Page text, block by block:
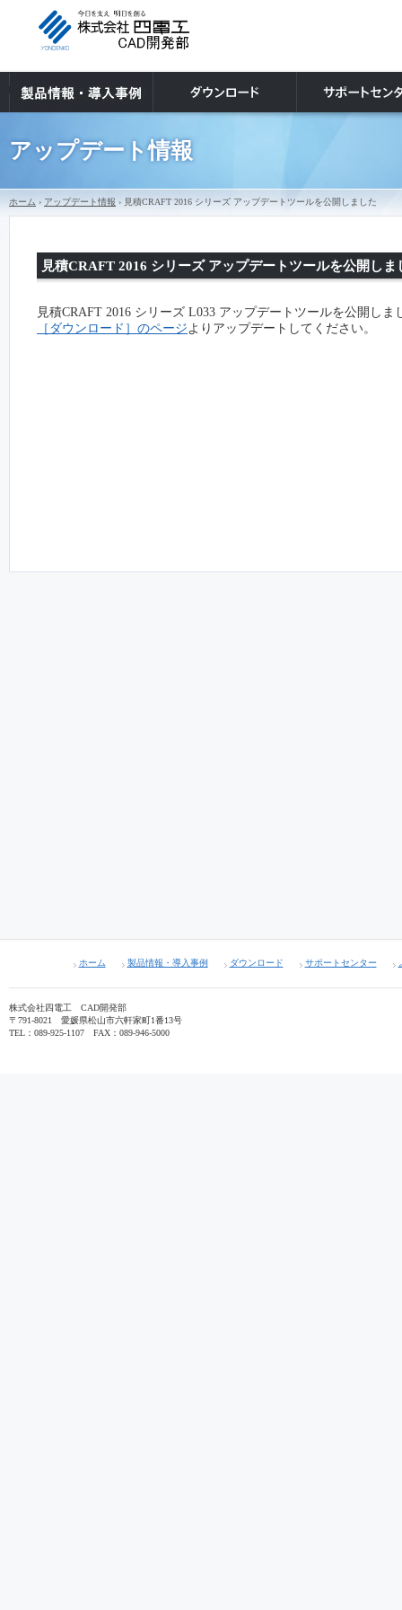
アップデート情報
ホーム › アップデート情報 › 見積CRAFT 2016 シリーズ アップデートツールを公開しました
見積CRAFT 2016 シリーズ アップデートツールを公開しま
見積CRAFT 2016 シリーズ L033 アップデートツールを公開しま
［ダウンロード］のページよりアップデートしてください。
ホーム 製品情報・導入事例 ダウンロード サポートセンター
株式会社四電工 CAD開発部
〒791-8021 愛媛県松山市六軒家町1番13号
TEL：089-925-1107 FAX：089-946-5000